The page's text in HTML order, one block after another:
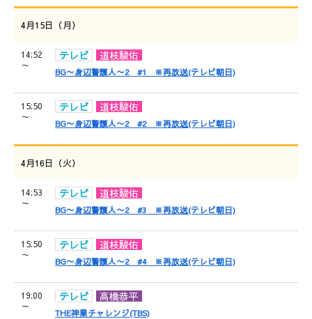
4月15日（月）
14:52
～
テレビ 道枝駿佑
BG〜身辺警護人〜2 #1 ※再放送(テレビ朝日)
15:50
～
テレビ 道枝駿佑
BG〜身辺警護人〜2 #2 ※再放送(テレビ朝日)
4月16日（火）
14:53
～
テレビ 道枝駿佑
BG〜身辺警護人〜2 #3 ※再放送(テレビ朝日)
15:50
～
テレビ 道枝駿佑
BG〜身辺警護人〜2 #4 ※再放送(テレビ朝日)
19:00
～
テレビ 高橋恭平
THE神業チャレンジ(TBS)